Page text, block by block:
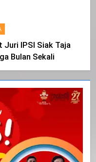
IPSI Siak Taja
Bulan Sekali